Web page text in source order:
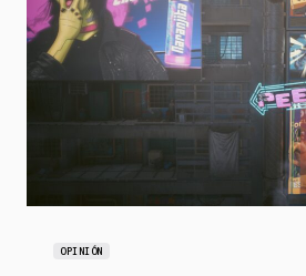
OPINIÓN